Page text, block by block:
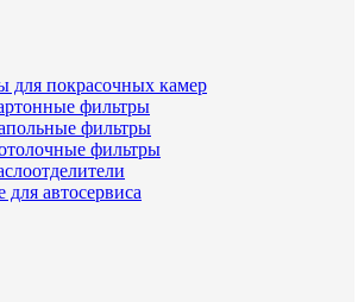
для покрасочных камер
фильтры
фильтры
фильтры
автосервиса